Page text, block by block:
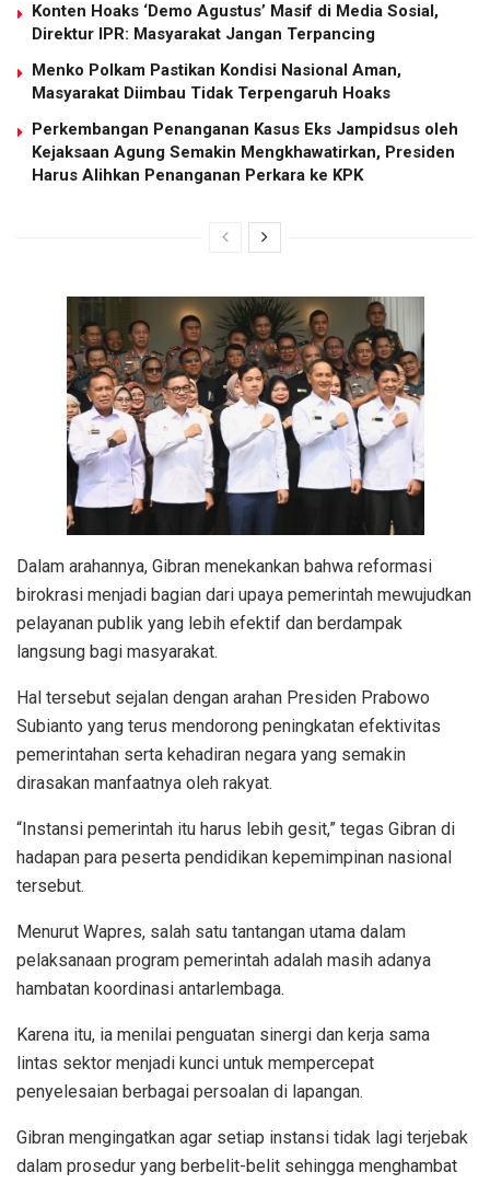
Konten Hoaks ‘Demo Agustus’ Masif di Media Sosial,
Direktur IPR: Masyarakat Jangan Terpancing
Menko Polkam Pastikan Kondisi Nasional Aman,
Masyarakat Diimbau Tidak Terpengaruh Hoaks
Perkembangan Penanganan Kasus Eks Jampidsus oleh
Kejaksaan Agung Semakin Mengkhawatirkan, Presiden
Harus Alihkan Penanganan Perkara ke KPK
Dalam arahannya, Gibran menekankan bahwa reformasi
birokrasi menjadi bagian dari upaya pemerintah mewujudkan
pelayanan publik yang lebih efektif dan berdampak
langsung bagi masyarakat.
Hal tersebut sejalan dengan arahan Presiden Prabowo
Subianto yang terus mendorong peningkatan efektivitas
pemerintahan serta kehadiran negara yang semakin
dirasakan manfaatnya oleh rakyat.
“Instansi pemerintah itu harus lebih gesit,” tegas Gibran di
hadapan para peserta pendidikan kepemimpinan nasional
tersebut.
Menurut Wapres, salah satu tantangan utama dalam
pelaksanaan program pemerintah adalah masih adanya
hambatan koordinasi antarlembaga.
Karena itu, ia menilai penguatan sinergi dan kerja sama
lintas sektor menjadi kunci untuk mempercepat
penyelesaian berbagai persoalan di lapangan.
Gibran mengingatkan agar setiap instansi tidak lagi terjebak
dalam prosedur yang berbelit-belit sehingga menghambat